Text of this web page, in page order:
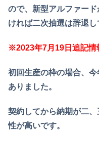
ので、新型アルファー
ければ二次抽選は辞退し
※2023年7月19日追記情
初回生産の枠の場合、
ありました。
契約してから納期が二
性が高いです。